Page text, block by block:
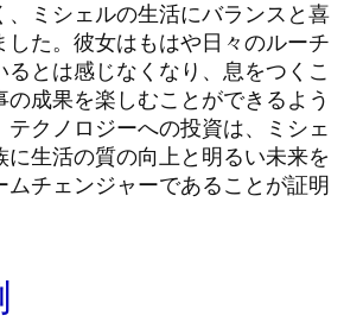
、ミシェルの生活にバランスと喜
した。彼女はもはや日々のルーチ
るとは感じなくなり、息をつくこ
の成果を楽しむことができるよう
テクノロジーへの投資は、ミシェ
に生活の質の向上と明るい未来を
ムチェンジャーであることが証明